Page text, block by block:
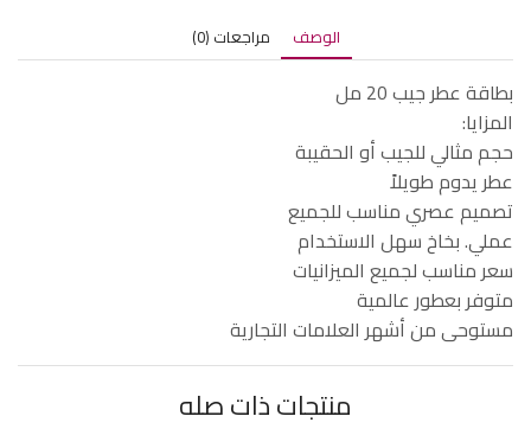
الوصف مراجعات (0)
بطاقة عطر جيب 20 مل
المزايا:
حجم مثالي للجيب أو الحقيبة
عطر يدوم طويلاً
تصميم عصري مناسب للجميع
عملي. بخاخ سهل الاستخدام
سعر مناسب لجميع الميزانيات
متوفر بعطور عالمية
مستوحى من أشهر العلامات التجارية
منتجات ذات صله